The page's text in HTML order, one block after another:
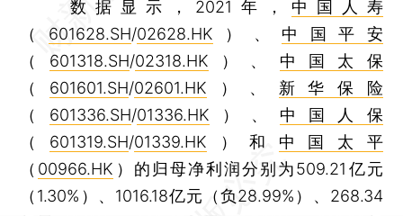
数据显示，2021年， 中国人寿
（ 601628.SH/02628.HK ）、 中国平安
（ 601318.SH/02318.HK ）、 中国太保
（ 601601.SH/02601.HK ）、 新华保险
（ 601336.SH/01336.HK ）、 中国人保
（ 601319.SH/01339.HK ）和 中国太平
（ 00966.HK ）的归母净利润分别为509.21亿元
（1.30%）、1016.18亿元（负28.99%）、268.34